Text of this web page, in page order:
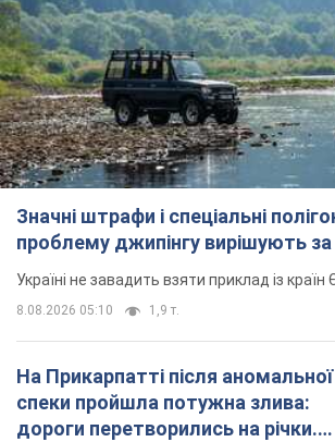
Значні штрафи і спеціальні
проблему джипінгу вирішують
Україні не завадить взяти приклад із країн
8.08.2026 05:10 1,9 т.
На Прикарпатті після аномальної
спеки пройшла потужна злива:
дороги перетворились на річки.